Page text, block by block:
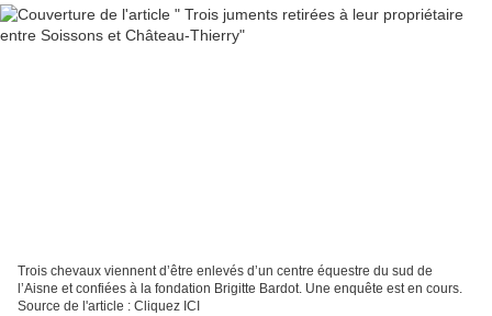
Trois chevaux viennent d’être enlevés d’un centre équestre du sud de
l’Aisne et confiées à la fondation Brigitte Bardot. Une enquête est en cours.
Source de l'article : Cliquez ICI